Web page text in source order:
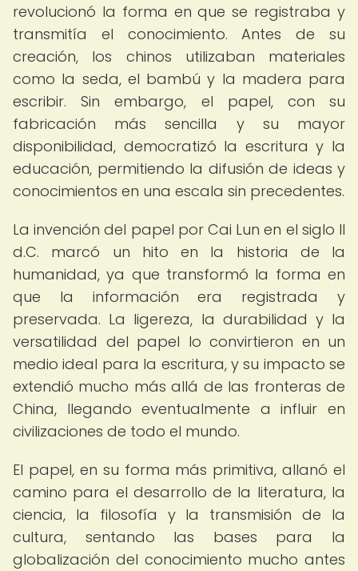
revolucionó la forma en que se registraba y
transmitía el conocimiento. Antes de su
creación, los chinos utilizaban materiales
como la seda, el bambú y la madera para
escribir. Sin embargo, el papel, con su
fabricación más sencilla y su mayor
disponibilidad, democratizó la escritura y la
educación, permitiendo la difusión de ideas y
conocimientos en una escala sin precedentes.
La invención del papel por Cai Lun en el siglo II
d.C. marcó un hito en la historia de la
humanidad, ya que transformó la forma en
que la información era registrada y
preservada. La ligereza, la durabilidad y la
versatilidad del papel lo convirtieron en un
medio ideal para la escritura, y su impacto se
extendió mucho más allá de las fronteras de
China, llegando eventualmente a influir en
civilizaciones de todo el mundo.
El papel, en su forma más primitiva, allanó el
camino para el desarrollo de la literatura, la
ciencia, la filosofía y la transmisión de la
cultura, sentando las bases para la
globalización del conocimiento mucho antes